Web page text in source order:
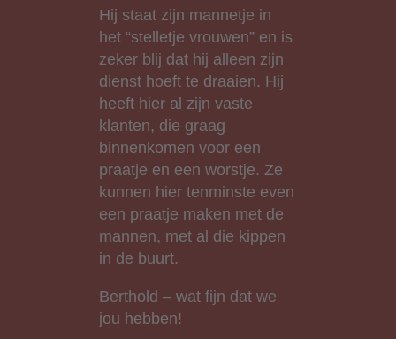
Hij staat zijn mannetje in
het “stelletje vrouwen” en is
zeker blij dat hij alleen zijn
dienst hoeft te draaien. Hij
heeft hier al zijn vaste
klanten, die graag
binnenkomen voor een
praatje en een worstje. Ze
kunnen hier tenminste even
een praatje maken met de
mannen, met al die kippen
in de buurt.
Berthold – wat fijn dat we
jou hebben!